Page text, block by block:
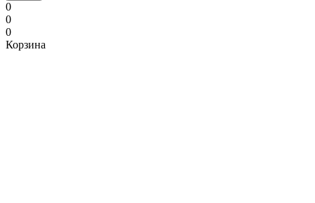
0
0
0
Корзина